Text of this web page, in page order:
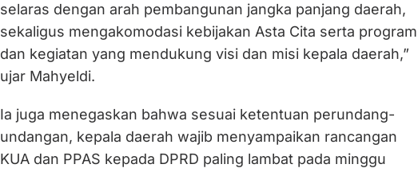
selaras dengan arah pembangunan jangka panjang daerah,
sekaligus mengakomodasi kebijakan Asta Cita serta program
dan kegiatan yang mendukung visi dan misi kepala daerah,”
ujar Mahyeldi.
Ia juga menegaskan bahwa sesuai ketentuan perundang-
undangan, kepala daerah wajib menyampaikan rancangan
KUA dan PPAS kepada DPRD paling lambat pada minggu